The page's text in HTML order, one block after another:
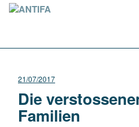
21/07/2017
Die
Familien